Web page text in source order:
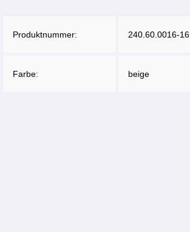
Produktnummer: 240.60.0016-16
Farbe: beige